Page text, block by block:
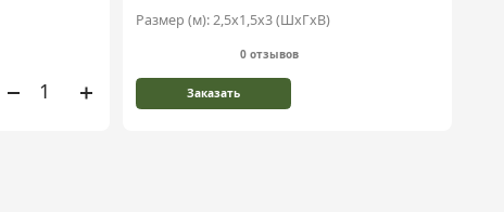
Размер (м):2,5х1,5х3 (ШхГхВ)
0 отзывов
Заказать